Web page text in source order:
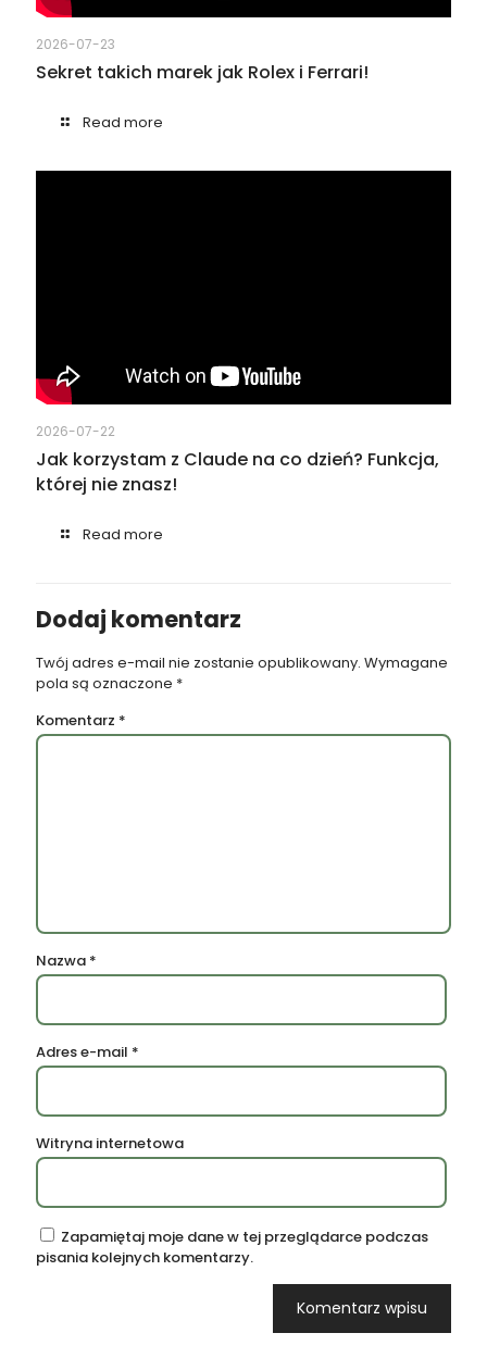
2026-07-23
Sekret takich marek jak Rolex i Ferrari!
Read more
2026-07-22
Jak korzystam z Claude na co dzień? Funkcja,
której nie znasz!
Read more
Dodaj komentarz
Twój adres e-mail nie zostanie opublikowany. Wymagane
pola są oznaczone *
Komentarz *
Nazwa *
Adres e-mail *
Witryna internetowa
Zapamiętaj moje dane w tej przeglądarce podczas
pisania kolejnych komentarzy.